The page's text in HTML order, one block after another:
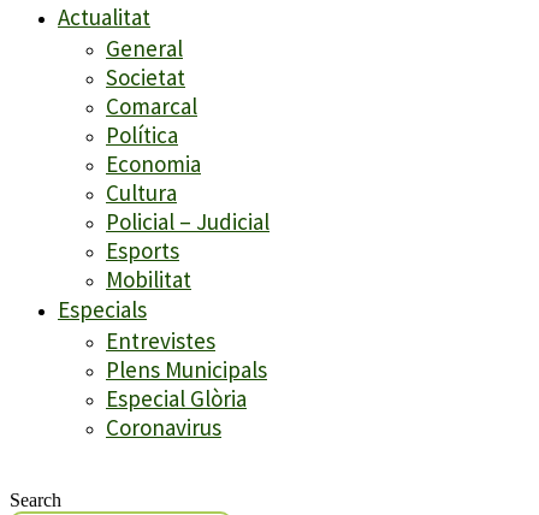
Actualitat
General
Societat
Comarcal
Política
Economia
Cultura
Policial – Judicial
Esports
Mobilitat
Especials
Entrevistes
Plens Municipals
Especial Glòria
Coronavirus
Search